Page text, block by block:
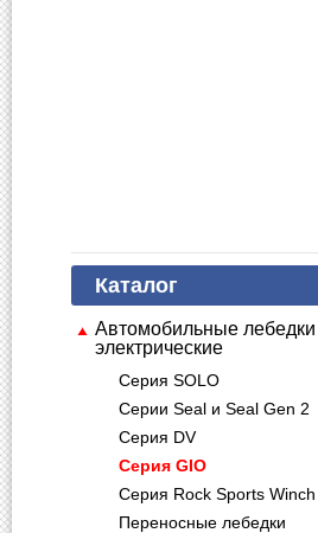
Каталог
Автомобильные лебедки
электрические
Серия SOLO
Серии Seal и Seal Gen 2
Серия DV
Серия GIO
Серия Rock Sports Winch
Переносные лебедки